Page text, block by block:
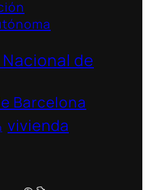
de
Barcelona
vivienda